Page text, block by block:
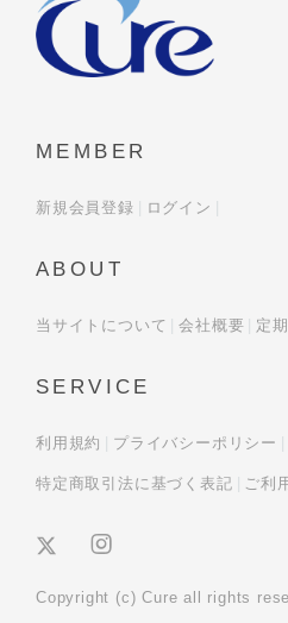
MEMBER
新規会員登録 ログイン
ABOUT
当サイトについて 会社概要 定
SERVICE
利用規約 プライバシーポリシー
特定商取引法に基づく表記 ご利
Copyright (c) Cure all rights